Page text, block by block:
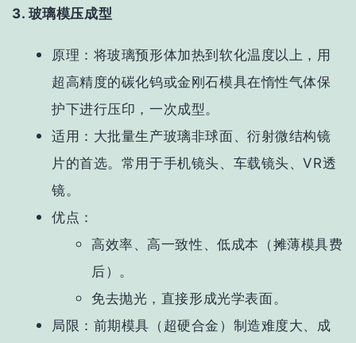
3. 玻璃模压成型
原理 ：将玻璃预形体加热到软化温度以上，用
超高精度的碳化钨或金刚石模具在惰性气体保
护下进行压印，一次成型。
适用 ： 大批量生产玻璃非球面、衍射微结构镜
片的首选。常用于手机镜头、车载镜头、VR透
镜。
优点 ：
高效率、高一致性、低成本（摊薄模具费
后）。
免去抛光，直接形成光学表面。
局限 ：前期模具（超硬合金）制造难度大、成